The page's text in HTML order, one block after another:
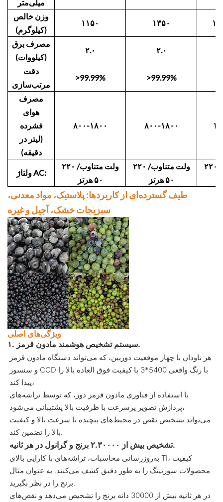
میلی‌متر
وزن خالص
(کیلوگرم)
۱۱۵۰ ۱۳۵۰
مصرف برق
(کیلووات)
۲.۰ ۲.۰
دقت
مرتب‌سازی
>99.99% >99.99%
مصرف
هوای
فشرده
(لیتر در
دقیقه)
۸۰۰-۱۸۰۰ ۸۰۰-۱۸۰۰
ولتاژ AC:
۲۲۰ ولت متناوب/
۵۰ هرتز
۲۲۰ ولت متناوب/
۵۰ هرتز
۲۲۰ ولت متناوب/
طیف گسترده‌ای از کاربردها: پلاستیک، مواد معدنی،
سبزیجات خشک، آجیل و غیره
ویژگی‌های اصلی
۱. سیستم تشخیص هوشمند مادون قرمز.
هر ناودان با چهار موقعیت دوربین، که می‌تواند دستگاه مادون قرمز
و سنسور CCD با رنگ واقعی 5400*3 با کیفیت فوق العاده بالا را
پیدا کند،
با استفاده از فناوری مادون قرمز دور، که توسط تراشه‌های
پردازش تصویر پرسرعت با ظرفیت بالا پشتیبانی می‌شود،
می‌تواند تشخیص نقص در محیط‌های پیچیده با سرعت بالا و کیفیت
بالا را تضمین کند.
تشخیص بیش از ۲.۳۰۰۰۰ برنج و گرانول در هر ثانیه.
به‌روزرسانی محاسبات، تراشه‌های با کارایی بالای TI، کیفیت
محصولات سورتینگ را به طور دقیق کشف می‌کنند. به عنوان مثال
برنج را در نظر بگیرید.
در هر ثانیه بیش از 30000 دانه برنج را تشخیص می‌دهد و نقص‌های